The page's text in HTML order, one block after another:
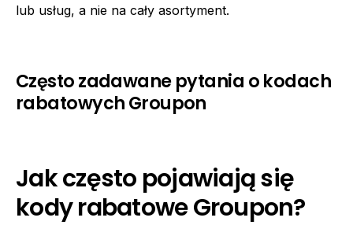
lub usług, a nie na cały asortyment.
Często zadawane pytania o kodach
rabatowych Groupon
Jak często pojawiają się
kody rabatowe Groupon?